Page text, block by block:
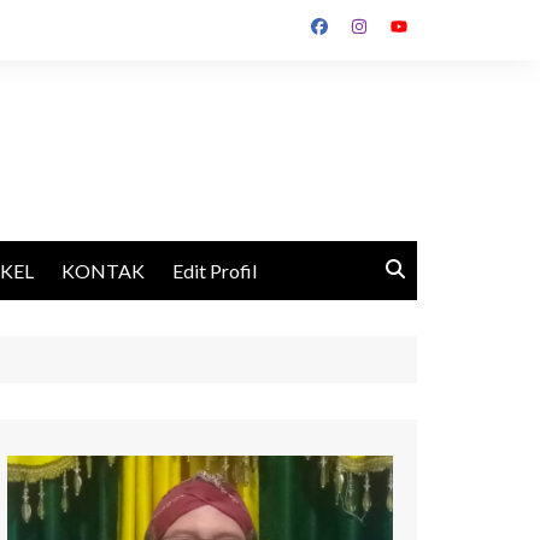
KONTAK Edit Profil